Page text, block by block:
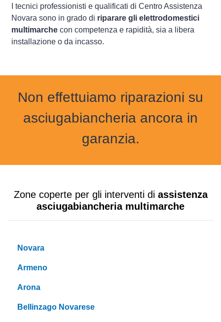
I tecnici professionisti e qualificati di Centro Assistenza
Novara sono in grado di riparare gli elettrodomestici
multimarche con competenza e rapidità, sia a libera
installazione o da incasso.
Non effettuiamo riparazioni su
asciugabiancheria ancora in
garanzia.
Zone coperte per gli interventi di assistenza
asciugabiancheria multimarche
Novara
Armeno
Arona
Bellinzago Novarese